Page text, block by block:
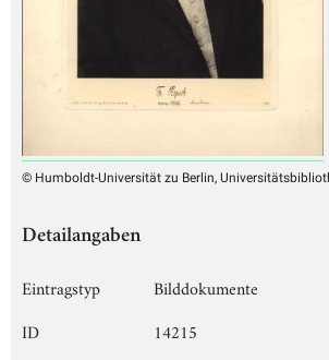
© Humboldt-Universität zu Berlin,
Detailangaben
Eintragstyp
Bilddokumente
ID
14215